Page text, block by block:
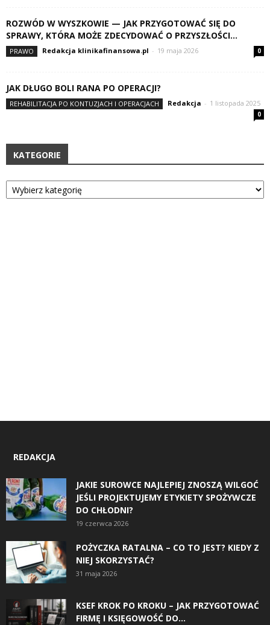
ROZWÓD W WYSZKOWIE — JAK PRZYGOTOWAĆ SIĘ DO
SPRAWY, KTÓRA MOŻE ZDECYDOWAĆ O PRZYSZŁOŚCI...
PRAWO Redakcja klinikafinansowa.pl - 19 maja 2026 0
JAK DŁUGO BOLI RANA PO OPERACJI?
REHABILITACJA PO KONTUZJACH I OPERACJACH Redakcja - 1 listopada 2025
0
KATEGORIE
Kategorie
REDAKCJA
JAKIE SUROWCE NAJLEPIEJ ZNOSZĄ WILGOĆ
JEŚLI PROJEKTUJEMY ETYKIETY SPOŻYWCZE
DO CHŁODNI?
19 czerwca 2026
POŻYCZKA RATALNA – CO TO JEST? KIEDY Z
NIEJ SKORZYSTAĆ?
31 maja 2026
KSEF KROK PO KROKU – JAK PRZYGOTOWAĆ
FIRMĘ I KSIĘGOWOŚĆ DO...